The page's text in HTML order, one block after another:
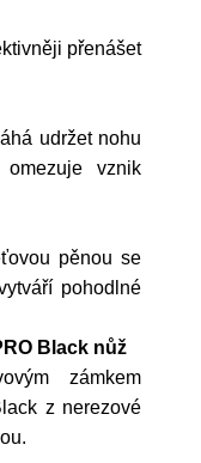
přenášet
udržet nohu
vznik
pěnou se
pohodlné
Black nůž
zámkem
z nerezové